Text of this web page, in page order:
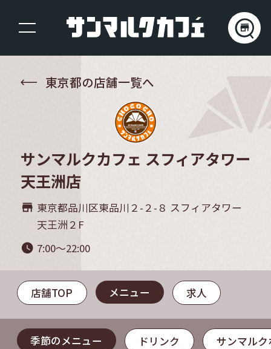
東京都の店舗一覧へ
サンマルクカフェ スフィアタワー
天王洲店
store_mall_directory 東京都品川区東品川２-２-８ スフィアタワー
天王洲２F
watch_later 7:00～22:00
店舗TOP メニュー 求人
季節のメニュー ドリンク サンマル